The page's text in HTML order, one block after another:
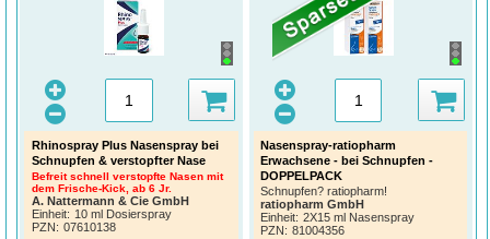
Rhinospray Plus Nasenspray bei
Schnupfen & verstopfter Nase
Befreit schnell verstopfte Nasen mit
dem Frische-Kick, ab 6 Jr.
A. Nattermann & Cie GmbH
Einheit: 10 ml Dosierspray
PZN : 07610138
Nasenspray-ratiopharm
Erwachsene - bei Schnupfen -
DOPPELPACK
Schnupfen? ratiopharm!
ratiopharm GmbH
Einheit: 2X15 ml Nasenspray
PZN : 81004356